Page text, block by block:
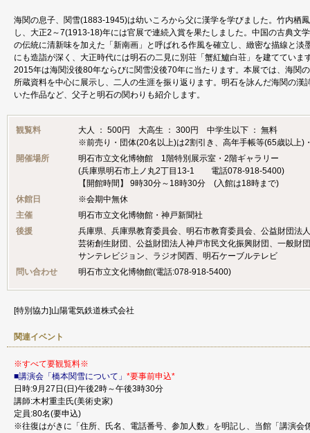
海関の息子、関雪(1883-1945)は幼いころから父に漢学を学びました。竹内栖
し、大正2～7(1913-18)年には官展で連続入賞を果たしました。中国の古典文
の伝統に清新味を加えた「新南画」と呼ばれる作風を確立し、緻密な描線と
にも造詣が深く、大正時代には明石の二見に別荘「蟹紅鱸白荘」を建てていま
2015年は海関没後80年ならびに関雪没後70年に当たります。本展では、海関
所蔵資料を中心に展示し、二人の生涯を振り返ります。明石を詠んだ海関の
いた作品など、父子と明石の関わりも紹介します。
観覧料
大人 ： 500円 大高生 ： 300円 中学生以下 ： 無料
※前売り・団体(20名以上)は2割引き、高年手帳等(65歳以上)
開催場所
明石市立文化博物館 1階特別展示室・2階ギャラリー
(兵庫県明石市上ノ丸2丁目13-1 電話078‐918‐5400)
【開館時間】 9時30分～18時30分 (入館は18時まで)
休館日
※会期中無休
主催
明石市立文化博物館・神戸新聞社
後援
兵庫県、兵庫県教育委員会、明石市教育委員会、公益財団法
芸術創生財団、公益財団法人神戸市民文化振興財団、一般
サンテレビジョン、ラジオ関西、明石ケーブルテレビ
問い合わせ
明石市立文化博物館(電話:078-918-5400)
[特別協力]山陽電気鉄道株式会社
関連イベント
※すべて要観覧料※
■講演会「橋本関雪について」 *要事前申込*
日時:9月27日(日)午後2時～午後3時30分
講師:木村重圭氏(美術史家)
定員:80名(要申込)
※往復はがきに「住所、氏名、電話番号、参加人数」を明記し、当館「講演会